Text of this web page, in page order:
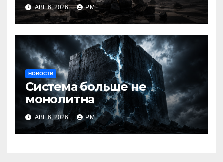
АВГ 6, 2026 РМ
НОВОСТИ
Система больше не
монолитна
АВГ 6, 2026 РМ